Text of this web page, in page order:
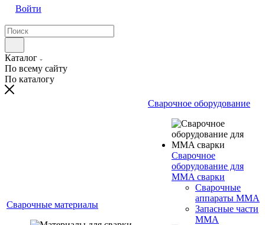
Войти
Каталог
По всему сайту
По каталогу
Сварочные материалы
Сварочное оборудование
Сварочное
оборудование для
MMA сварки
Сварочные
аппараты MMA
Запасные части
MMA